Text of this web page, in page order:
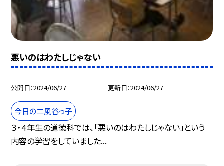
悪いのはわたしじゃない
公開日 2024/06/27 更新日 2024/06/27
今日の二風谷っ子
３・４年生の道徳科では、「悪いのはわたしじゃない」という
内容の学習をしていました...